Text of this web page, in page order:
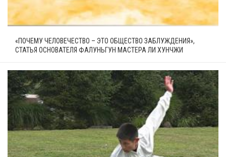
«ПОЧЕМУ ЧЕЛОВЕЧЕСТВО – ЭТО ОБЩЕСТВО ЗАБЛУЖДЕНИЯ»,
СТАТЬЯ ОСНОВАТЕЛЯ ФАЛУНЬГУН МАСТЕРА ЛИ ХУНЧЖИ